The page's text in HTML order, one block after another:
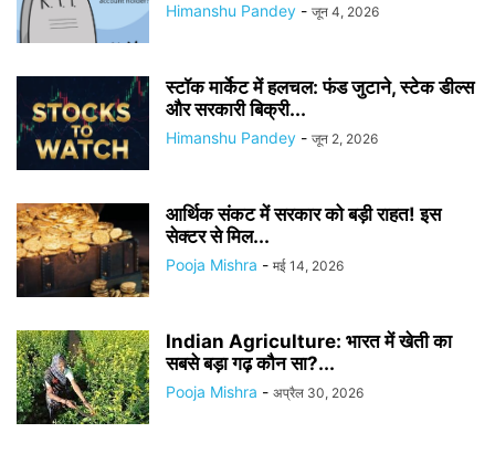
Himanshu Pandey - जून 4, 2026
स्टॉक मार्केट में हलचल: फंड जुटाने, स्टेक डील्स
और सरकारी बिक्री...
Himanshu Pandey - जून 2, 2026
आर्थिक संकट में सरकार को बड़ी राहत! इस
सेक्टर से मिल...
Pooja Mishra - मई 14, 2026
Indian Agriculture: भारत में खेती का
सबसे बड़ा गढ़ कौन सा?...
Pooja Mishra - अप्रैल 30, 2026